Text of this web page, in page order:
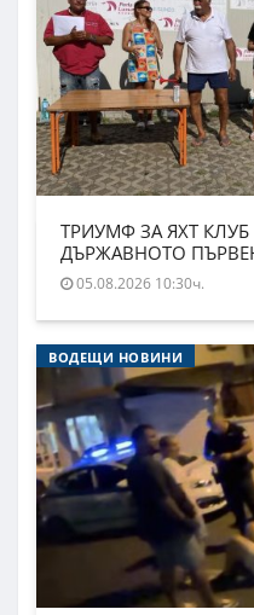
ТРИУМФ ЗА ЯХТ
ДЪРЖАВНОТО
05.08.2026 10:30ч.
ВОДЕЩИ НОВИНИ